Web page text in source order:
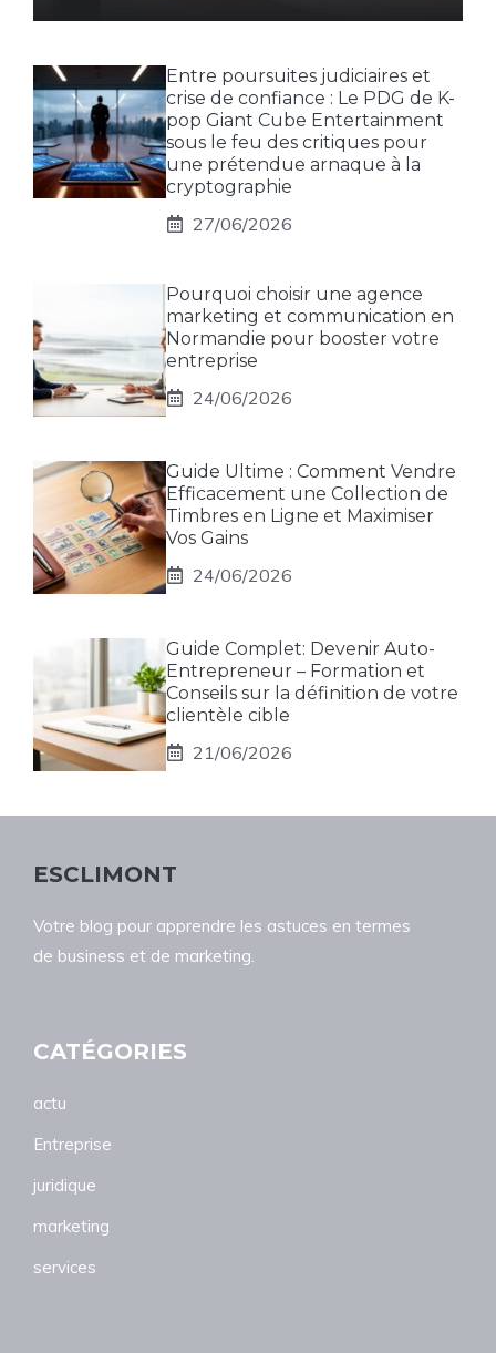
Entre poursuites judiciaires et
crise de confiance : Le PDG de K-
pop Giant Cube Entertainment
sous le feu des critiques pour
une prétendue arnaque à la
cryptographie
27/06/2026
Pourquoi choisir une agence
marketing et communication en
Normandie pour booster votre
entreprise
24/06/2026
Guide Ultime : Comment Vendre
Efficacement une Collection de
Timbres en Ligne et Maximiser
Vos Gains
24/06/2026
Guide Complet: Devenir Auto-
Entrepreneur – Formation et
Conseils sur la définition de votre
clientèle cible
21/06/2026
ESCLIMONT
Votre blog pour apprendre les astuces en termes
de business et de marketing.
CATÉGORIES
actu
Entreprise
juridique
marketing
services